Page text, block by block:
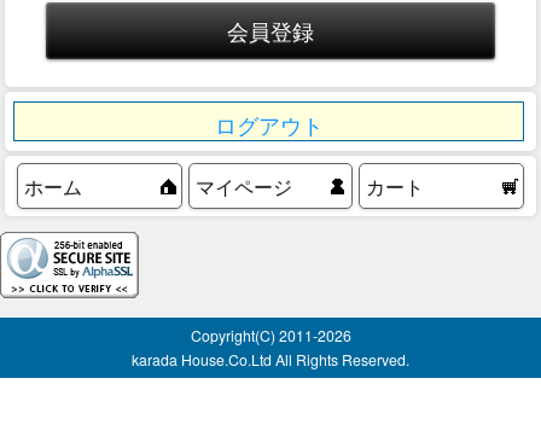
ログアウト
ホーム マイページ カート
Copyright(C) 2011-2026
karada House.Co.Ltd All Rights Reserved.